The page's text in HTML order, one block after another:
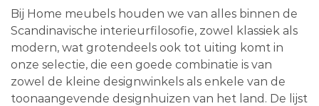
Bij Home meubels houden we van alles binnen de
Scandinavische interieurfilosofie, zowel klassiek als
modern, wat grotendeels ook tot uiting komt in
onze selectie, die een goede combinatie is van
zowel de kleine designwinkels als enkele van de
toonaangevende designhuizen van het land. De lijst